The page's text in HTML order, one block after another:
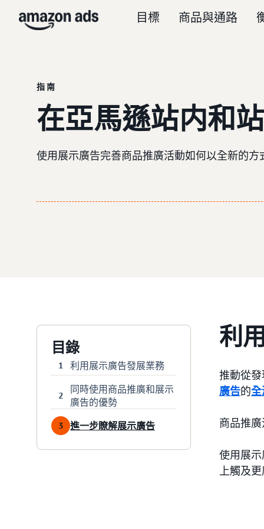
目標 商品與通路
指南
在亞馬遜站内和
使用展示廣告完善商品推廣活動如何以全新的方
目錄
1 利用展示廣告發展業務
2
同時使用商品推廣和展示
廣告的優勢
3 進一步瞭解展示廣告
利
推動從
廣告的全
商品推
使用展
上觸及